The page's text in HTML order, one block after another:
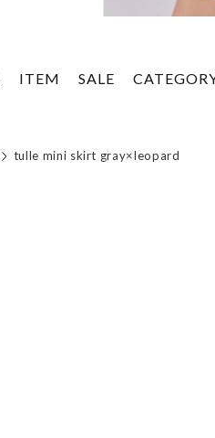
ITEM SALE
tulle mini skirt gray×leopard